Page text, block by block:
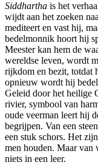
Siddhartha is het
wijdt aan het zoeken
mediteert en vast hij,
bedelmonnik hoort hij
Meester kan hem de
wereldse leven, wordt
rijkdom en bezit, totdat
opnieuw wordt hij
Geleid door het heilige
rivier, symbool van
oude veerman leert hij
begrijpen. Van een
een stuk schors. Het
men houden. Maar
niets in een leer.